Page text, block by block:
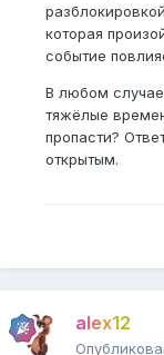
которая
событие
В любом
тяжёлые
пропасти?
открытым.
alex12